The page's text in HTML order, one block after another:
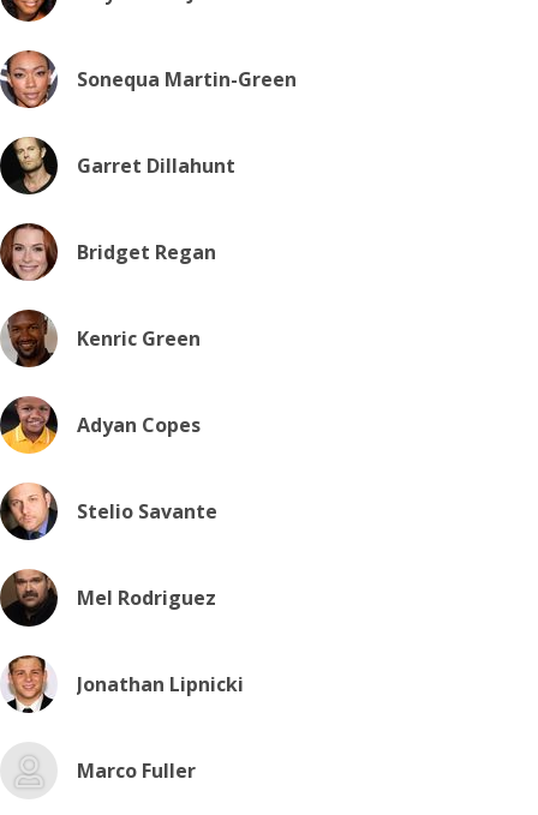
Sonequa Martin-Green
Garret Dillahunt
Bridget Regan
Kenric Green
Adyan Copes
Stelio Savante
Mel Rodriguez
Jonathan Lipnicki
Marco Fuller